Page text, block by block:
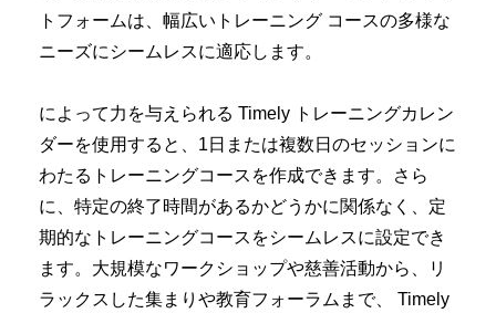
トフォームは、幅広いトレーニング コースの多様な
ニーズにシームレスに適応します。
によって力を与えられる Timely トレーニングカレン
ダーを使用すると、1日または複数日のセッションに
わたるトレーニングコースを作成できます。さら
に、特定の終了時間があるかどうかに関係なく、定
期的なトレーニングコースをシームレスに設定でき
ます。大規模なワークショップや慈善活動から、リ
ラックスした集まりや教育フォーラムまで、 Timely